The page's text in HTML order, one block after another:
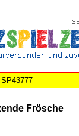
SP43777
Frösche